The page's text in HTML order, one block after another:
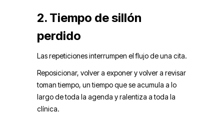
2. Tiempo de sillón
perdido
Las repeticiones interrumpen el flujo de una cita.
Reposicionar, volver a exponer y volver a revisar
toman tiempo, un tiempo que se acumula a lo
largo de toda la agenda y ralentiza a toda la
clínica.